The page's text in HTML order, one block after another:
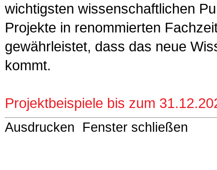
wichtigsten wissenschaftlichen
Projekte in renommierten
gewährleistet, dass das neue
kommt.
Projektbeispiele bis zum
Ausdrucken Fenster schließen